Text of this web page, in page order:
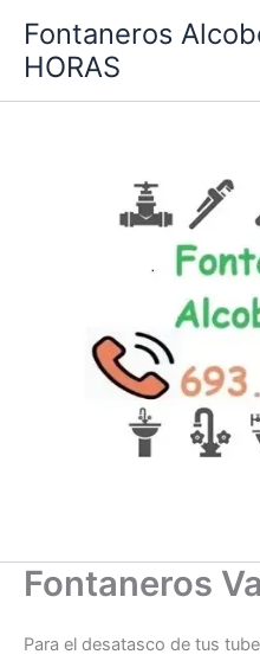
contenido
Fontaneros
HORAS
Fontaneros
Para el desatasco de tus